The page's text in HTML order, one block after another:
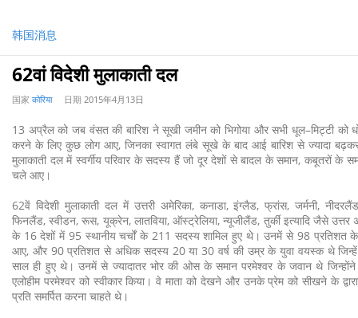
韩国消息
62वां विदेशी मुलाकाती दल
国家 कोरिया 日期 2015年4月13日
13 अप्रैल को जब वंसत की बारिश ने सूखी जमीन को भिगोया और सभी धूल–मिट्टी को
करने के लिए कुछ लोग आए, जिनका स्वागत लंबे सूखे के बाद आई बारिश से ज्यादा बढ़कर
मुलाकाती दल में स्वर्गीय परिवार के सदस्य हैं जो दूर देशों से बादल के समान, कबूतरों के
चले आए।
62वें विदेशी मुलाकाती दल में उत्तरी अमेरिका, कनाडा, इंग्लैड, फ्रांस, जर्मनी,
फिनलैंड, स्वीडन, रूस, यूक्रेन, लातविया, ऑस्ट्रेलिया, न्यूजीलैंड, तुर्की इत्यादि जैसे उत्तर
के 16 देशों में 95 स्थानीय चर्चों के 211 सदस्य शामिल हुए थे। उनमें से 98 प्रतिशत के
आए, और 90 प्रतिशत से अधिक सदस्य 20 या 30 वर्ष की उम्र के युवा वयस्क थे
साल ही हुए थे। उनमें से ज्यादातर भोर की ओस के समान परमेश्वर के जवान थे
एलोहीम परमेश्वर को स्वीकार किया। वे माता को देखने और उनके प्रेम को सीखने के
प्रति समर्पित करना चाहते थे।